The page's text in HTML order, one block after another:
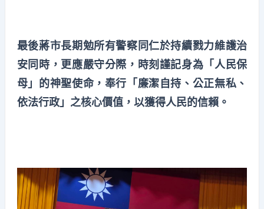
最後蔣市長期勉所有警察同仁於持續戮力維護治
安同時，更應嚴守分際，時刻謹記身為「人民保
母」的神聖使命，奉行「廉潔自持、公正無私、
依法行政」之核心價值，以獲得人民的信賴。